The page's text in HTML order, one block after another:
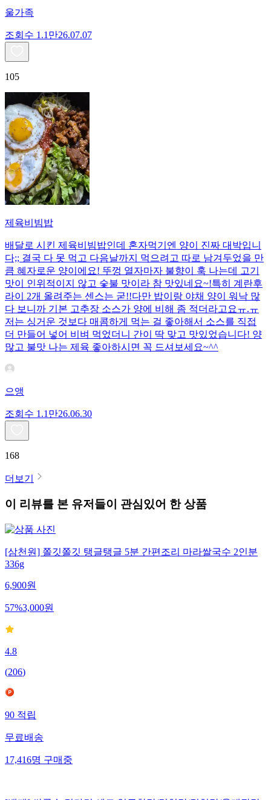
울가족
조회수 1.1만26.07.07
105
제육비빔밥
배달로 시킨 제육비빔밥인데 혼자먹기엔 양이 진짜 대박입니
다;; 결국 다 못 먹고 다음날까지 먹으려고 따로 남겨두었을 만
큼 혜자로운 양이에요! 뚜껑 열자마자 불향이 훅 나는데 고기
맛이 인위적이지 않고 숯불 맛이라 참 맛있네요~!특히 계란후
라이 2개 올려주는 센스는 굳!! ​다만 밥이랑 야채 양이 워낙 많
다 보니까 기본 고추장 소스가 양에 비해 좀 적더라고요ㅠ.ㅠ
저는 싱거운 것보다 매콤하게 먹는 걸 좋아해서 소스를 직접
더 만들어 넣어 비벼 먹었더니 간이 딱 맞고 맛있었습니다! 양
많고 불맛 나는 제육 좋아하시면 꼭 드셔보세요~^^
으앵
조회수 1.1만26.06.30
168
더보기
이 리뷰를 본 유저들이 관심있어 한 상품
[삼천원] 쫄깃쫄깃 탱글탱글 5분 간편조리 마라쌀국수 2인분
336g
6,900원
57%3,000원
4.8
(206)
90 적립
무료배송
17,416명 구매중